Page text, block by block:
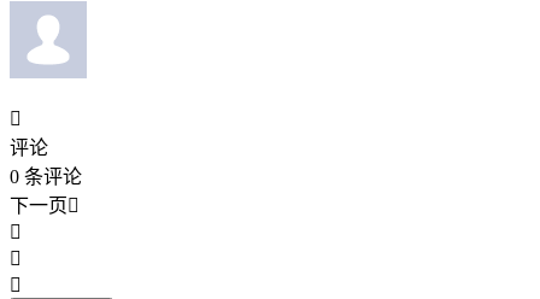

评论
0 条评论
下一页


